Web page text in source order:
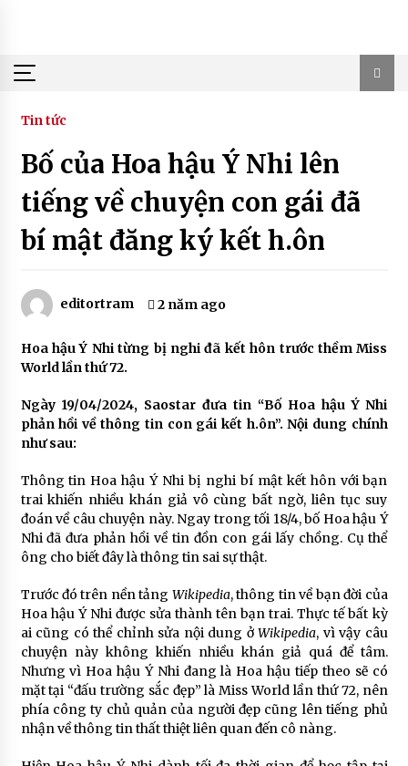
Tin tức
Bố của Hoa hậu Ý Nhi lên
tiếng về chuyện con gái đã
bí mật đăng ký kết h.ôn
editortram 2 năm ago
Hoa hậu Ý Nhi từng bị nghi đã kết hôn trước thềm Miss
World lần thứ 72.
Ngày 19/04/2024, Saostar đưa tin “Bố Hoa hậu Ý Nhi
phản hồi về thông tin con gái kết h.ôn”. Nội dung chính
như sau:
Thông tin Hoa hậu Ý Nhi bị nghi bí mật kết hôn với bạn
trai khiến nhiều khán giả vô cùng bất ngờ, liên tục suy
đoán về câu chuyện này. Ngay trong tối 18/4, bố Hoa hậu Ý
Nhi đã đưa phản hồi về tin đồn con gái lấy chồng. Cụ thể
ông cho biết đây là thông tin sai sự thật.
Trước đó trên nền tảng Wikipedia, thông tin về bạn đời của
Hoa hậu Ý Nhi được sửa thành tên bạn trai. Thực tế bất kỳ
ai cũng có thể chỉnh sửa nội dung ở Wikipedia, vì vậy câu
chuyện này không khiến nhiều khán giả quá để tâm.
Nhưng vì Hoa hậu Ý Nhi đang là Hoa hậu tiếp theo sẽ có
mặt tại “đấu trường sắc đẹp” là Miss World lần thứ 72, nên
phía công ty chủ quản của người đẹp cũng lên tiếng phủ
nhận về thông tin thất thiệt liên quan đến cô nàng.